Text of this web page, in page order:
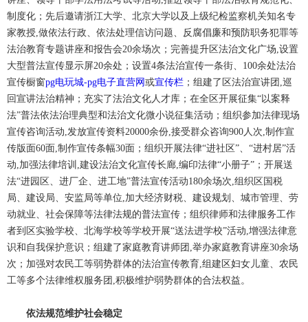
制度化；先后邀请浙江大学、北京大学以及上级纪检监察机关知名专
家教授,做依法行政、依法处理信访问题、反腐倡廉和预防职务犯罪等
法治教育专题讲座和报告会20余场次；完善提升区法治文化广场,设置
大型普法宣传显示屏20余处；设置4条法治宣传一条街、100余处法治
宣传橱窗pg电玩城-pg电子直营网 或宣传栏 ；组建了区法治宣讲团,巡
回宣讲法治精神；充实了法治文化人才库；在全区开展征集“以案释
法”普法依法治理典型和法治文化微小说征集活动；组织参加法律现场
宣传咨询活动,发放宣传资料20000余份,接受群众咨询900人次,制作宣
传版面60面,制作宣传条幅30面；组织开展法律“进社区”、“进村居”活
动,加强法律培训,建设法治文化宣传长廊,编印法律“小册子”；开展送
法“进园区、进厂企、进工地”普法宣传活动180余场次,组织区国税
局、建设局、安监局等单位,加大经济财税、建设规划、城市管理、劳
动就业、社会保障等法律法规的普法宣传；组织律师和法律服务工作
者到区实验学校、北海学校等学校开展“送法进学校”活动,增强法律意
识和自我保护意识；组建了家庭教育讲师团,举办家庭教育讲座30余场
次；加强对农民工等弱势群体的法治宣传教育,组建区妇女儿童、农民
工等多个法律维权服务团,积极维护弱势群体的合法权益。
依法规范维护社会稳定